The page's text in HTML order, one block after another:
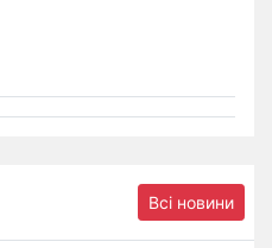
Всі новини